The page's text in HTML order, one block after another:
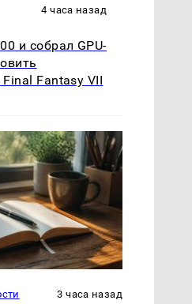
4 часа назад
и собрал GPU-
Fantasy VII
3 часа назад